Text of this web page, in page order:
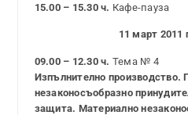
15.00 – 15.30 ч. Кафе-пауза
11 март 2011
09.00 – 12.30 ч. Тема № 4
Изпълнително производство.
незаконосъобразно
защита. Материално